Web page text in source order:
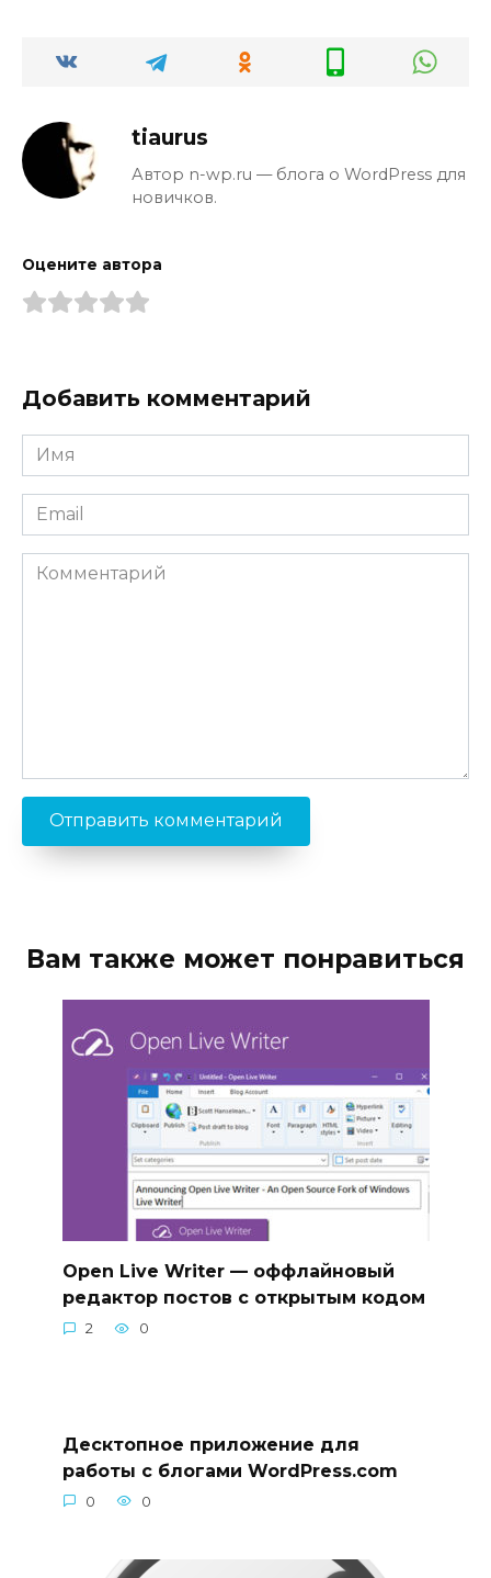
tiaurus
Автор n-wp.ru — блога о WordPress для
новичков.
Оцените автора
Добавить комментарий
Имя
*
Email
*
Комментарий
Вам также может понравиться
Open Live Writer — оффлайновый
редактор постов с открытым кодом
2 0
Десктопное приложение для
работы с блогами WordPress.com
0 0